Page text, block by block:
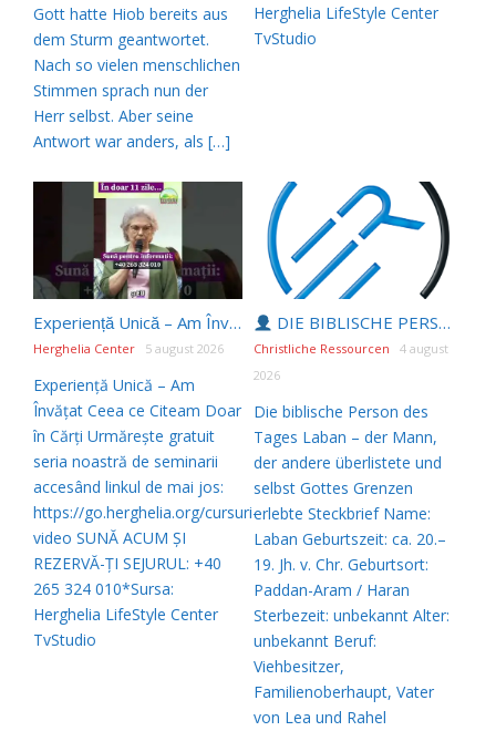
Gott hatte Hiob bereits aus
dem Sturm geantwortet.
Nach so vielen menschlichen
Stimmen sprach nun der
Herr selbst. Aber seine
Antwort war anders, als […]
Herghelia LifeStyle Center
TvStudio
Experiență Unică – Am Învățat Ceea ce Citeam Doar în Cărți #shorts
Herghelia Center 5 august 2026
Experiență Unică – Am
Învățat Ceea ce Citeam Doar
în Cărți Urmărește gratuit
seria noastră de seminarii
accesând linkul de mai jos:
https://go.herghelia.org/cursuri-
video SUNĂ ACUM ȘI
REZERVĂ-ȚI SEJURUL: +40
265 324 010*Sursa:
Herghelia LifeStyle Center
TvStudio
DIE BIBLISCHE PERSON DES TAGES | 05.08.2026 |
Christliche Ressourcen
4 august
2026
Die biblische Person des
Tages Laban – der Mann,
der andere überlistete und
selbst Gottes Grenzen
erlebte Steckbrief Name:
Laban Geburtszeit: ca. 20.–
19. Jh. v. Chr. Geburtsort:
Paddan-Aram / Haran
Sterbezeit: unbekannt Alter:
unbekannt Beruf:
Viehbesitzer,
Familienoberhaupt, Vater
von Lea und Rahel